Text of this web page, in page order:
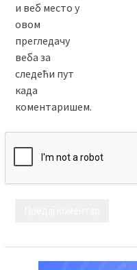
и веб место у
овом
прегледачу
веба за
следећи пут
када
коментаришем.